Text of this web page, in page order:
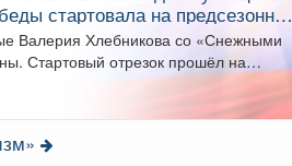
стартовала на предсезонном
Валерия Хлебникова со «Снежными
на